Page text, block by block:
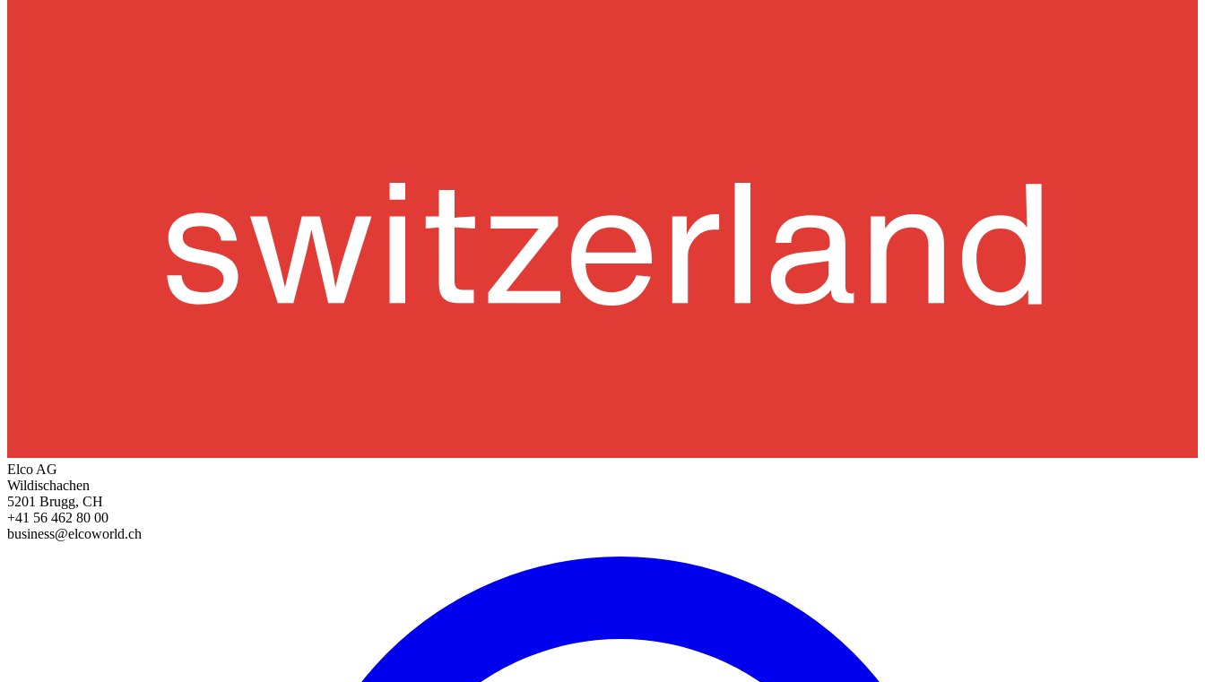
Elco AG
Wildischachen
5201 Brugg, CH
+41 56 462 80 00
business@elcoworld.ch